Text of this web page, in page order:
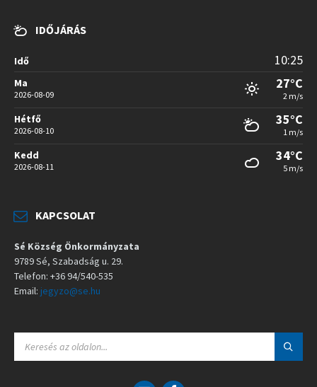
IDŐJÁRÁS
Idő 10:25
Ma
2026-08-09
27°C
2 m/s
Hétfő
2026-08-10
35°C
1 m/s
Kedd
2026-08-11
34°C
5 m/s
KAPCSOLAT
Sé Község Önkormányzata
9789 Sé, Szabadság u. 29.
Telefon: +36 94/540-535
Email: jegyzo@se.hu
A